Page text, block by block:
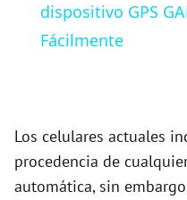
dispositivo GPS
Fácilmente
Los celulares actuales
procedencia de
automática, sin